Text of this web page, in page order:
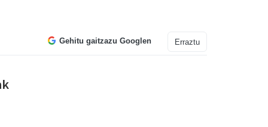
Gehitu gaitzazu Googlen Erraztu